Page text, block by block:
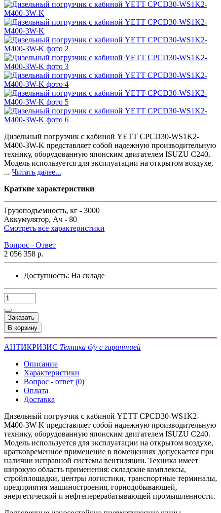
Дизельный погрузчик с кабиной YETT CPCD30-WS1K2-
M400-3W-K представляет собой надежную производительную
технику, оборудованную японским двигателем ISUZU C240.
Модель используется для эксплуатации на открытом воздухе,
... Читать далее...
Краткие характеристики
Грузоподъемность, кг - 3000
Аккумулятор, Ач - 80
Смотреть все характеристики
Вопрос - Ответ
2 056 358 р.
Доступность: На складе
Заказать
В корзину
АНТИКРИЗИС Техника б/у с гарантией
Описание
Характеристики
Вопрос - ответ (0)
Оплата
Доставка
Дизельный погрузчик с кабиной YETT CPCD30-WS1K2-
M400-3W-K представляет собой надежную производительную
технику, оборудованную японским двигателем ISUZU C240.
Модель используется для эксплуатации на открытом воздухе,
кратковременное применение в помещениях допускается при
наличии исправной системы вентиляции. Техника имеет
широкую область применения: складские комплексы,
стройплощадки, центры логистики, транспортные терминалы,
предприятия машиностроения, горнодобывающей,
энергетической и нефтеперерабатывающей промышленности.